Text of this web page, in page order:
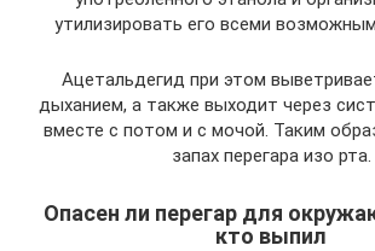
утилизировать его всеми
Ацетальдегид при этом
дыханием, а также выходит через
вместе с потом и с мочой. Таким
запах перегара изо рта.
Опасен ли перегар для
кто выпил